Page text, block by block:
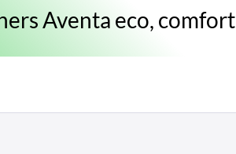
Aventa eco, comfort